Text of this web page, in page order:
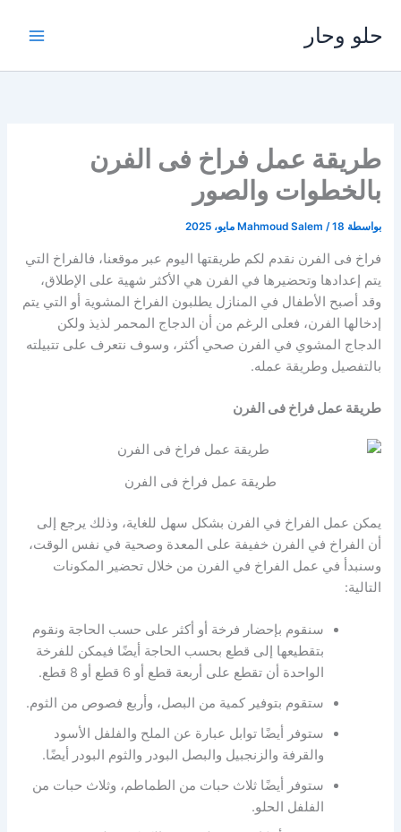
المحتوى
حلو وحار
طريقة عمل فراخ فى الفرن
بالخطوات والصور
بواسطة Mahmoud Salem /18 مايو، 2025
فراخ فى الفرن نقدم لكم طريقتها اليوم عبر موقعنا، فالفراخ التي
يتم إعدادها وتحضيرها في الفرن هي الأكثر شهية على الإطلاق،
وقد أصبح الأطفال في المنازل يطلبون الفراخ المشوية أو التي يتم
إدخالها الفرن، فعلى الرغم من أن الدجاج المحمر لذيذ ولكن
الدجاج المشوي في الفرن صحي أكثر، وسوف نتعرف على تتبيلته
بالتفصيل وطريقة عمله.
طريقة عمل فراخ فى الفرن
طريقة عمل فراخ فى الفرن
يمكن عمل الفراخ في الفرن بشكل سهل للغاية، وذلك يرجع إلى
أن الفراخ في الفرن خفيفة على المعدة وصحية في نفس الوقت،
وسنبدأ في عمل الفراخ في الفرن من خلال تحضير المكونات
التالية:
سنقوم بإحضار فرخة أو أكثر على حسب الحاجة ونقوم
بتقطيعها إلى قطع بحسب الحاجة أيضًا فيمكن للفرخة
الواحدة أن تقطع على أربعة قطع أو 6 قطع أو 8 قطع.
ستقوم بتوفير كمية من البصل، وأربع فصوص من الثوم.
ستوفر أيضًا توابل عبارة عن الملح والفلفل الأسود
والقرفة والزنجبيل والبصل البودر والثوم البودر أيضًا.
ستوفر أيضًا ثلاث حبات من الطماطم، وثلاث حبات من
الفلفل الحلو.